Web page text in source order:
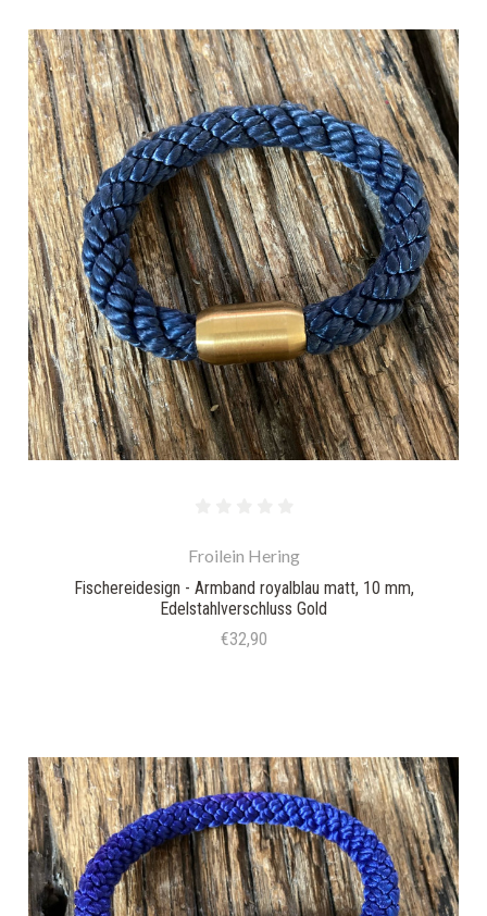
Froilein Hering
Fischereidesign - Armband royalblau matt, 10 mm,
Edelstahlverschluss Gold
€32,90